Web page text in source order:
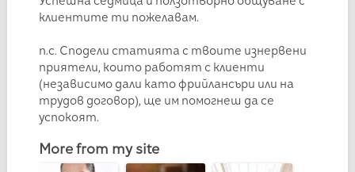
клиентите ти пожелавам.
п.с. Сподели статията с твоите изнервени
приятели, които работят с клиенти
(независимо дали като фрийлансъри или на
трудов договор), ще им помогнеш да се
успокоят.
More from my site